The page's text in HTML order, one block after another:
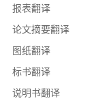
报表翻译
论文摘要翻译
图纸翻译
标书翻译
说明书翻译